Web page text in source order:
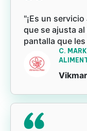
"¡Es un
que se ajusta
pantalla que
C.